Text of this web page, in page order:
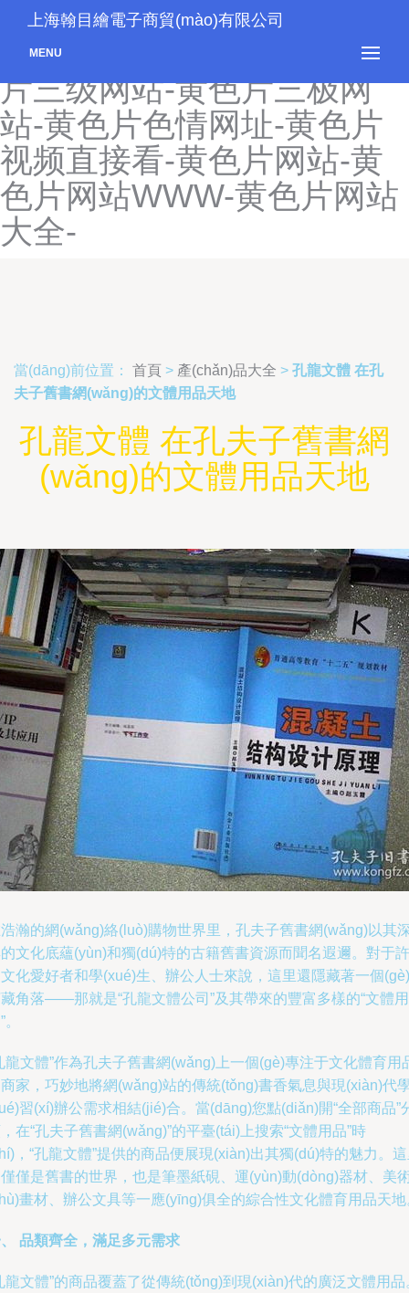
黄色片入口-黄色片三级片网
站-黄色片三级片网址-黄色
片三级网站-黄色片三极网
站-黄色片色情网址-黄色片
视频直接看-黄色片网站-黄
色片网站WWW-黄色片网站
大全-
上海翰目繪電子商貿(mào)有限公司
MENU
當(dāng)前位置： 首頁 > 產(chǎn)品大全 > 孔龍文體 在孔
夫子舊書網(wǎng)的文體用品天地
孔龍文體 在孔夫子舊書網
(wǎng)的文體用品天地
瀚的網(wǎng)絡(luò)購物世界里，孔夫子舊書網(wǎng)以其
文化底蘊(yùn)和獨(dú)特的古籍舊書資源而聞名遐邇。對于許
化愛好者和學(xué)生、辦公人士來說，這里還隱藏著一個(gè)
角落——那就是“孔龍文體公司”及其帶來的豐富多樣的“文體用
龍文體”作為孔夫子舊書網(wǎng)上一個(gè)專注于文化體育用
家，巧妙地將網(wǎng)站的傳統(tǒng)書香氣息與現(xiàn)代
習(xí)辦公需求相結(jié)合。當(dāng)您點(diǎn)開“全部商品”
在“孔夫子舊書網(wǎng)”的平臺(tái)上搜索“文體用品”時
，“孔龍文體”提供的商品便展現(xiàn)出其獨(dú)特的魅力。
僅是舊書的世界，也是筆墨紙硯、運(yùn)動(dòng)器材、美
畫材、辦公文具等一應(yīng)俱全的綜合性文化體育用品天地
品類齊全，滿足多元需求
龍文體”的商品覆蓋了從傳統(tǒng)到現(xiàn)代的廣泛文體用品